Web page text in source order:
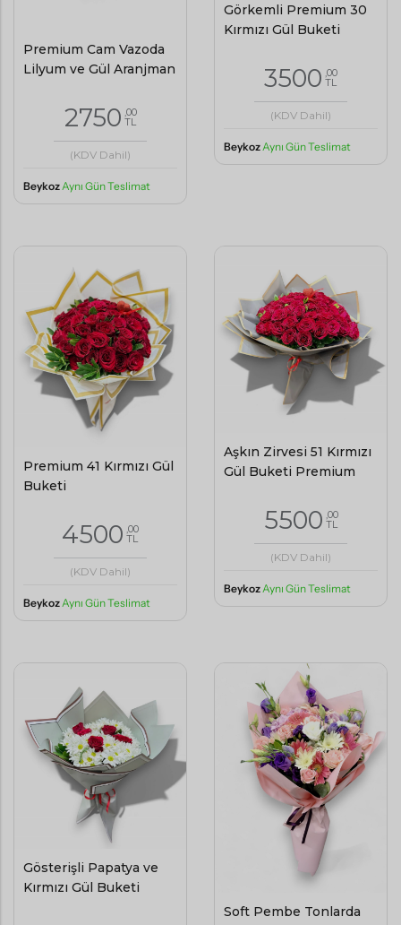
Premium Cam Vazoda
Lilyum ve Gül Aranjman
2750 ,00
TL
(KDV Dahil)
Beykoz Aynı Gün Teslimat
Görkemli Premium 30
Kırmızı Gül Buketi
3500 ,00
TL
(KDV Dahil)
BeykozAynı Gün Teslimat
Premium 41 Kırmızı Gül
Buketi
4500 ,00
TL
(KDV Dahil)
BeykozAynı Gün Teslimat
Aşkın Zirvesi 51 Kırmızı
Gül Buketi Premium
5500 ,00
TL
(KDV Dahil)
BeykozAynı Gün Teslimat
Gösterişli Papatya ve
Kırmızı Gül Buketi
Soft Pembe Tonlarda